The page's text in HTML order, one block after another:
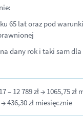
65 lat oraz pod
dany rok i taki sam
12 789 zł → 1065,75 zł
436,30 zł miesięcznie